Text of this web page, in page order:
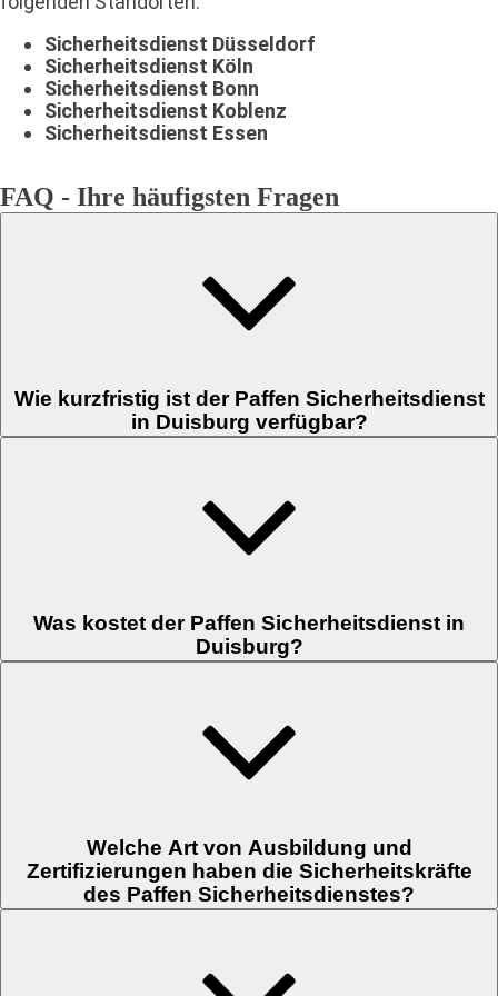
Sicherheitsdienst Düsseldorf
Sicherheitsdienst Köln
Sicherheitsdienst Bonn
Sicherheitsdienst Koblenz
Sicherheitsdienst Essen
FAQ - Ihre häufigsten Fragen
Wie kurzfristig ist der Paffen Sicherheitsdienst
in Duisburg verfügbar?
nach 10 Minuten Ihr Angebot vorliegen, spätestens aber nach 2
Stunden. Wenige Stunden später stehen wir Ihnen dann vor Ort zur
Verfügung. Sie erreichen unsere 24/7 Notruf- und Serviceleitstelle rund
Was kostet der Paffen Sicherheitsdienst in
Duisburg?
Qualifikation der eingesetzten Mitarbeiter zusammensetzen. Unsere
Sicherheitskräfte werden dabei nach den Tarifvorgaben des BDSW
vergütet. Gerne stellen wir Ihnen unverbindliches Angebot für Ihren
Welche Art von Ausbildung und
Zertifizierungen haben die Sicherheitskräfte
des Paffen Sicherheitsdienstes?
Sachkundeprüfung nach §34a GewO, Erster Hilfe, Brandschutz- und